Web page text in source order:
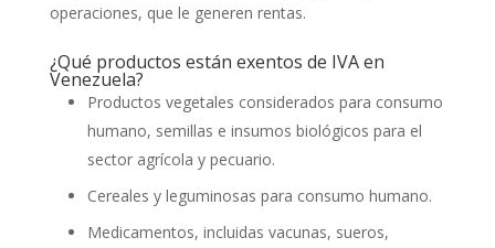
operaciones, que le generen rentas.
¿Qué productos están exentos de IVA en
Venezuela?
Productos vegetales considerados para consumo
humano, semillas e insumos biológicos para el
sector agrícola y pecuario.
Cereales y leguminosas para consumo humano.
Medicamentos, incluidas vacunas, sueros,